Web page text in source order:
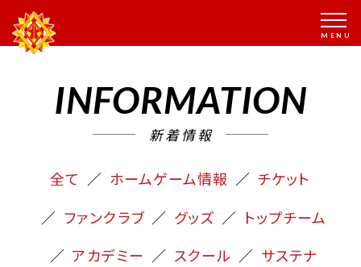
INFORMATION
新着情報
全て ホームゲーム情報
チケット
ファンクラブ
グッズ
トップチーム
アカデミー
スクール
サステナ